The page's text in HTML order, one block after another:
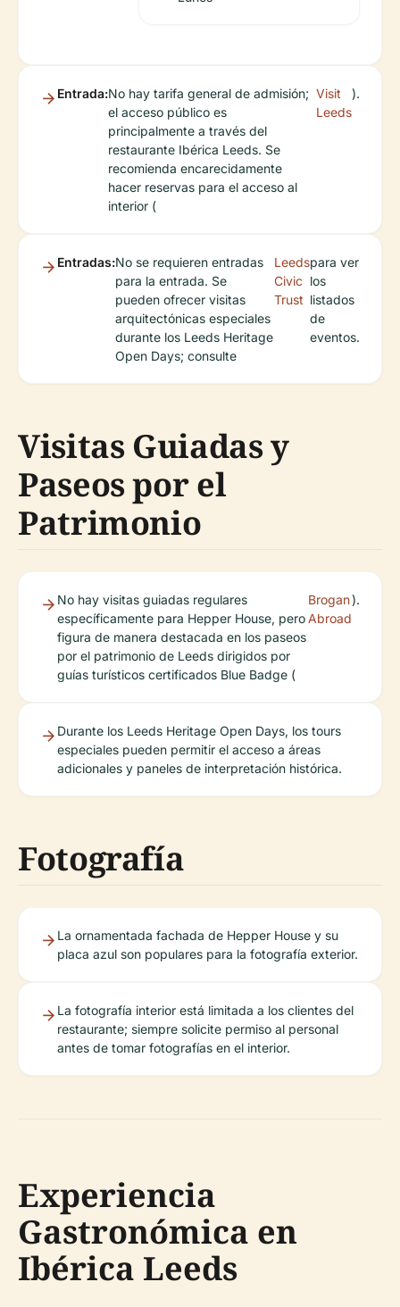
Entrada:No hay tarifa general de admisión;
el acceso público es
principalmente a través del
restaurante Ibérica Leeds. Se
recomienda encarecidamente
hacer reservas para el acceso al
interior (
Visit
Leeds
).
Entradas:No se requieren entradas
para la entrada. Se
pueden ofrecer visitas
arquitectónicas especiales
durante los Leeds Heritage
Open Days; consulte
Leeds
Civic
Trust
para ver
los
listados
de
eventos.
Visitas Guiadas y
Paseos por el
Patrimonio
No hay visitas guiadas regulares
específicamente para Hepper House, pero
figura de manera destacada en los paseos
por el patrimonio de Leeds dirigidos por
guías turísticos certificados Blue Badge (
Brogan
Abroad
).
Durante los Leeds Heritage Open Days, los tours
especiales pueden permitir el acceso a áreas
adicionales y paneles de interpretación histórica.
Fotografía
La ornamentada fachada de Hepper House y su
placa azul son populares para la fotografía exterior.
La fotografía interior está limitada a los clientes del
restaurante; siempre solicite permiso al personal
antes de tomar fotografías en el interior.
Experiencia
Gastronómica en
Ibérica Leeds